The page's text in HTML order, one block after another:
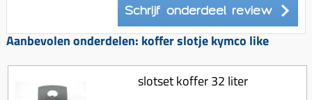
Voor tandwielen
Origineel zuigers
Kickstart (delen)
Schrijf onderdeel review
Aanbevolen onderdelen: koffer slotje kymco like
slotset koffer 32 liter